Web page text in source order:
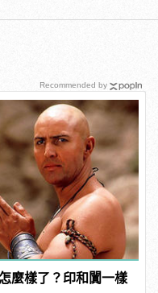
麼樣了？印和闐一樣
Recommended by